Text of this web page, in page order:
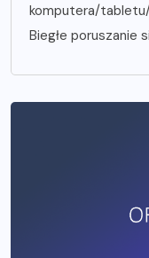
komputera/
Biegłe poruszanie